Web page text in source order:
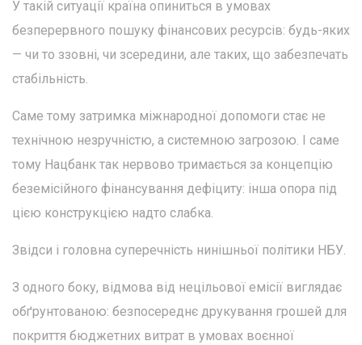
У такій ситуації країна опиниться в умовах
безперервного пошуку фінансових ресурсів: будь-яких
— чи то ззовні, чи зсередини, але таких, що забезпечать
стабільність.
Саме тому затримка міжнародної допомоги стає не
технічною незручністю, а системною загрозою. І саме
тому Нацбанк так нервово тримається за концепцію
беземісійного фінансування дефіциту: інша опора під
цією конструкцією надто слабка.
Звідси і головна суперечність нинішньої політики НБУ.
З одного боку, відмова від нецільової емісії виглядає
обґрунтованою: безпосереднє друкування грошей для
покриття бюджетних витрат в умовах воєнної